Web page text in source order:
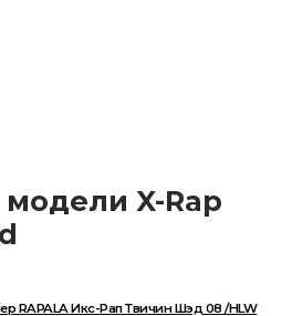
X-Rap
RAPALA Икс-Рап Твичин Шэд 08 /HLW